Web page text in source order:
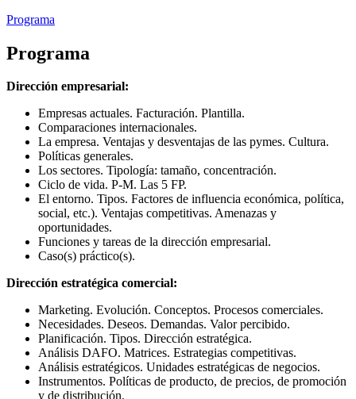
Programa
Programa
Dirección empresarial:
Empresas actuales. Facturación. Plantilla.
Comparaciones internacionales.
La empresa. Ventajas y desventajas de las pymes. Cultura.
Políticas generales.
Los sectores. Tipología: tamaño, concentración.
Ciclo de vida. P-M. Las 5 FP.
El entorno. Tipos. Factores de influencia económica, política,
social, etc.). Ventajas competitivas. Amenazas y
oportunidades.
Funciones y tareas de la dirección empresarial.
Caso(s) práctico(s).
Dirección estratégica comercial:
Marketing. Evolución. Conceptos. Procesos comerciales.
Necesidades. Deseos. Demandas. Valor percibido.
Planificación. Tipos. Dirección estratégica.
Análisis DAFO. Matrices. Estrategias competitivas.
Análisis estratégicos. Unidades estratégicas de negocios.
Instrumentos. Políticas de producto, de precios, de promoción
y de distribución.